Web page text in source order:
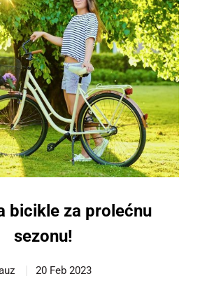
bicikle za prolećnu
sezonu!
20 Feb 2023